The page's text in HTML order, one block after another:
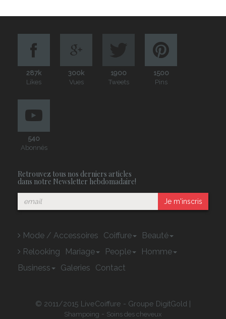
287k
Likes
300k
Vues
1900
Tweets
1500
Pins
540
Abonnés
Retrouvez tous nos derniers articles
dans notre Newsletter hebdomadaire!
Je m'inscris
Mode / Accessoires Coiffure
Beauté
Relooking
Mariage People
Homme
Business
Galeries Contact
© 2011/2015 LiveCoiffure - Groupe DigitGold |
Shampoing - Soins des cheveux